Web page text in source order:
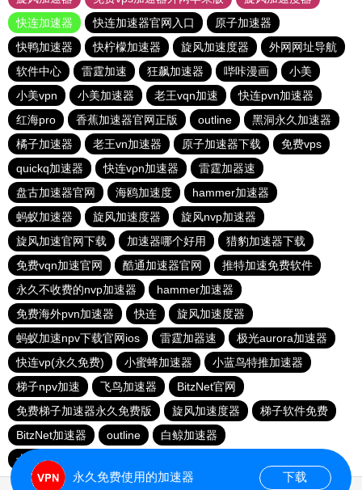
快连加速器
快连加速器官网入口
原子加速器
快鸭加速器
快柠檬加速器 旋风加速度器
外网网址导航
软件中心
雷霆加速 狂飙加速器 哔咔漫画
小美
小美vpn
小美加速器 老王vqn加速
快连pvn加速器
红海pro
香蕉加速器官网正版 outline
黑洞永久加速器
橘子加速器
老王vn加速器 原子加速器下载
免费vps
quickq加速器
快连vρn加速器
雷霆加器速
盘古加速器官网
海鸥加速度
hammer加速器
蚂蚁加速器
旋风加速度器
旋风nvp加速器
旋风加速官网下载
加速器哪个好用
猎豹加速器下载
免费vqn加速官网
酷通加速器官网
推特加速免费软件
永久不收费的nvp加速器
hammer加速器
免费海外pvn加速器
快连
旋风加速度器
蚂蚁加速npv下载官网ios
雷霆加器速
极光aurora加速器
快连vp(永久免费)
小蜜蜂加速器
小蓝鸟特推加速器
梯子npv加速
飞鸟加速器
BitzNet官网
免费梯子加速器永久免费版
旋风加速度器
梯子软件免费
BitzNet加速器
outline
白鲸加速器
十大免费海外加速神器
永久免费使用的加速器 下载